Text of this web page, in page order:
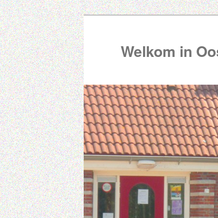
Welkom in
00:00
01:00
02:00